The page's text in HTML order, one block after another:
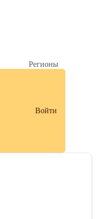
Регионы
Войти